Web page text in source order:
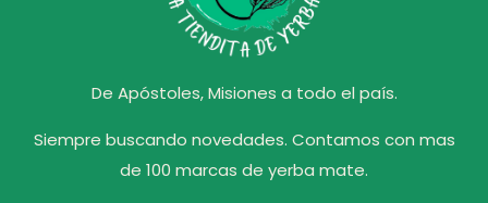
De Apóstoles, Misiones a todo el país.
Siempre buscando novedades. Contamos con mas
de 100 marcas de yerba mate.